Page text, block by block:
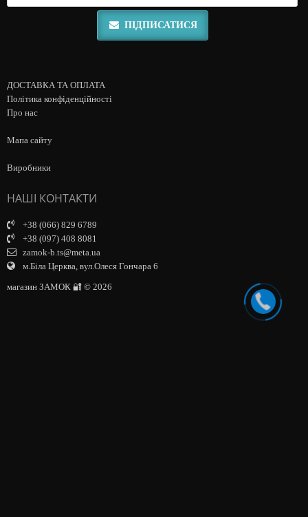
ПІДПИСАТИСЯ
ДОСТАВКА ТА ОПЛАТА
Політика конфіденційності
Про нас
Мапа сайту
Виробники
НАШІ КОНТАКТИ
+38 (066) 829 6789
+38 (097) 408 8081
zamok-b.ts@meta.ua
м.Біла Церква, вул.Олеся Гончара 6
магазин ЗАМОК 🔐 © 2026